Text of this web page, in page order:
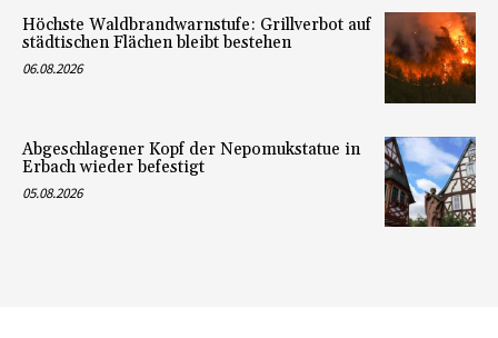
Höchste Waldbrandwarnstufe: Grillverbot auf
städtischen Flächen bleibt bestehen
06.08.2026
Abgeschlagener Kopf der Nepomukstatue in
Erbach wieder befestigt
05.08.2026